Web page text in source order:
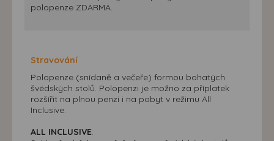
polopenze ZDARMA.
Stravování
Polopenze (snídaně a večeře) formou bohatých
švédských stolů. Polopenzi je možno za příplatek
rozšířit na plnou penzi i na pobyt v režimu All
Inclusive.
ALL INCLUSIVE: